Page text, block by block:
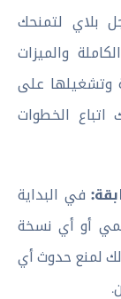
بلاي لتمنحك
والميزات
وتشغيلها على
اتباع الخطوات
في البداية
أو أي نسخة
لمنع حدوث أي